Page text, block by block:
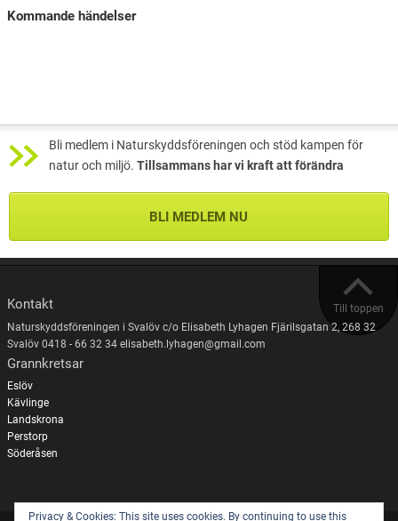
Kommande händelser
Bli medlem i Naturskyddsföreningen och stöd kampen för
natur och miljö. Tillsammans har vi kraft att förändra
BLI MEDLEM NU
Till toppen
Kontakt
Naturskyddsföreningen i Svalöv c/o Elisabeth Lyhagen Fjärilsgatan 2, 268 32
Svalöv 0418 - 66 32 34 elisabeth.lyhagen@gmail.com
Grannkretsar
Eslöv
Kävlinge
Landskrona
Perstorp
Söderåsen
Privacy & Cookies: This site uses cookies. By continuing to use this